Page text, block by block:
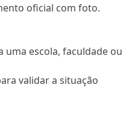
oficial com foto.
uma escola, faculdade ou
validar a situação